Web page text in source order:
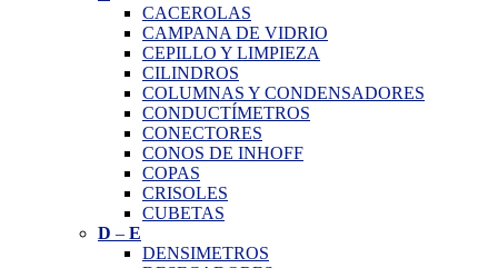
CACEROLAS
CAMPANA DE VIDRIO
CEPILLO Y LIMPIEZA
CILINDROS
COLUMNAS Y CONDENSADORES
CONDUCTÍMETROS
CONECTORES
CONOS DE INHOFF
COPAS
CRISOLES
CUBETAS
D – E
DENSIMETROS